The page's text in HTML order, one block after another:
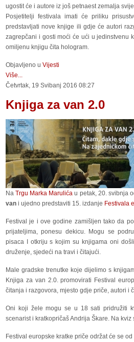
ugostit će i autore iz još petnaest zemalja
Posjetitelji festivala imati će priliku
predstavljati nove knjige ili gdje će autori
zagrepčani i gosti moći će ući u jedinstvenu
omiljenu knjigu čita hologram.
Objavljeno u Vijesti
Više...
Četvrtak, 19 Svibanj 2016 08:27
Knjiga za van 2.0
NaTrgu Marka Marulića u petak, 20. svibnja
van i ujedno predstaviti 15. izdanje Festivala
Festival je i ove godine zamišljen tako da
prijateljima, ponesu dekicu. Mogu se
pisaca I otkriju s kojim su knjigama oni
druženje, sjedeći na travi i čitajući.
Male gradske trenutke koje dijelimo s
Knjiga za van 2.0. promovirati Festival
čitanja i razgovora, mjesto gdje priče, autori i
Oni koji žele mogu se u 18 sati pridružiti
scenarist i kratkopričaš Andrija Škare. Na
Festival europske kratke priče održat će se